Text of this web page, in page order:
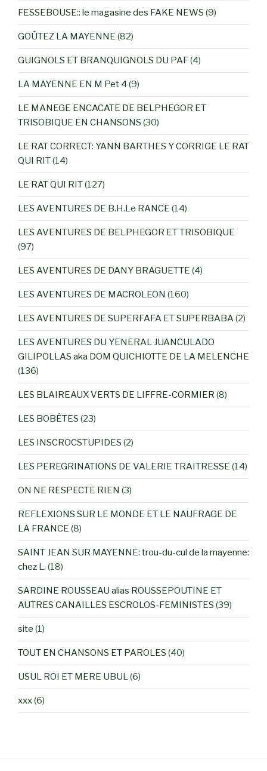
FESSEBOUSE:: le magasine des FAKE NEWS (9)
GOÛTEZ LA MAYENNE (82)
GUIGNOLS ET BRANQUIGNOLS DU PAF(4)
LA MAYENNE EN M Pet 4 (9)
LE MANEGE ENCACATE DE BELPHEGOR ET
TRISOBIQUE EN CHANSONS (30)
LE RAT CORRECT: YANN BARTHES Y CORRIGE LE RAT
QUI RIT(14)
LE RAT QUI RIT(127)
LES AVENTURES DE B.H.Le RANCE (14)
LES AVENTURES DE BELPHEGOR ET TRISOBIQUE
(97)
LES AVENTURES DE DANY BRAGUETTE (4)
LES AVENTURES DE MACROLEON (160)
LES AVENTURES DE SUPERFAFA ET SUPERBABA(2)
LES AVENTURES DU YENERAL JUANCULADO
GILIPOLLAS aka DOM QUICHIOTTE DE LA MELENCHE
(136)
LES BLAIREAUX VERTS DE LIFFRE-CORMIER (8)
LES BOBÊTES (23)
LES INSCROCSTUPIDES (2)
LES PEREGRINATIONS DE VALERIE TRAITRESSE (14)
ON NE RESPECTE RIEN (3)
REFLEXIONS SUR LE MONDE ET LE NAUFRAGE DE
LA FRANCE (8)
SAINT JEAN SUR MAYENNE: trou-du-cul de la mayenne:
chez L. (18)
SARDINE ROUSSEAU alias ROUSSEPOUTINE ET
AUTRES CANAILLES ESCROLOS-FEMINISTES (39)
site (1)
TOUT EN CHANSONS ET PAROLES (40)
USUL ROI ET MERE UBUL(6)
xxx(6)